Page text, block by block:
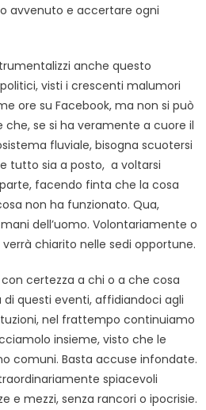
avvenuto e accertare ogni
anche questo
visti i crescenti malumori
ore su Facebook, ma non si può
se si ha veramente a cuore il
fluviale, bisogna scuotersi
tutto sia a posto, a voltarsi
facendo finta che la cosa
non ha funzionato. Qua,
dell’uomo. Volontariamente o
chiarito nelle sedi opportune.
certezza a chi o a che cosa
di questi eventi, affidiandoci agli
nel frattempo continuiamo
insieme, visto che le
comuni. Basta accuse infondate.
spiacevoli
e mezzi, senza rancori o ipocrisie.